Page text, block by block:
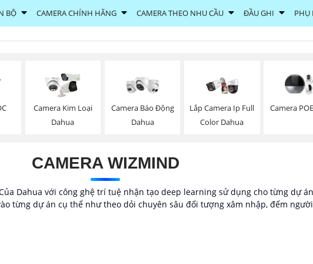
BỘ CAMERA CHÍNH HÃNG CAMERA THEO NHU CẦU ĐẦU GHI PHỤ
Camera Kim Loại
Dahua
Camera Báo Động
Dahua
Lắp Camera Ip Full
Color Dahua
Camera
CAMERA WIZMIND
Dahua với công ghệ trí tuệ nhận tạo deep learning sử dụng cho từng dự
từng dự án cụ thể như theo dỏi chuyên sâu đối tượng xâm nhập, đếm